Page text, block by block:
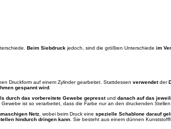
Beim Siebdruck jedoch, sind die größten Unterschiede im
Druckform auf einem Zylinder gearbeitet. Stattdessen verwendetder
gespannt wird
durch das vorbereitete Gewebe gepresstund danach auf das
Gewebe ist so verarbeitet, dass die Farbe nur an den druckenden Stellen
Netz , wobei beim Druck eine spezielle Schablone darauf
hindurch dringen kann . Sie besteht aus einem dünnen